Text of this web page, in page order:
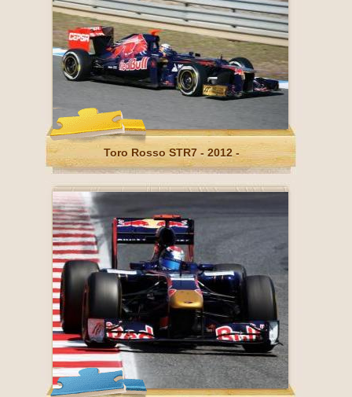
Toro Rosso STR7 - 2012 -